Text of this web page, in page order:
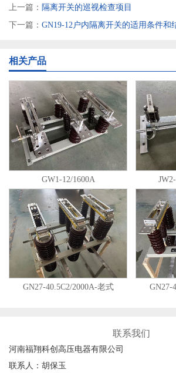
上一篇： 隔离开关的巡视检查项目
下一篇： GN19-12户内隔离开关的适用条件和
相关产品
GW1-12/1600A
GN27-40.5C2/2000A-老式 GN27-
联系我们
河南福翔科创高压电器有限公司
联系人：胡保玉